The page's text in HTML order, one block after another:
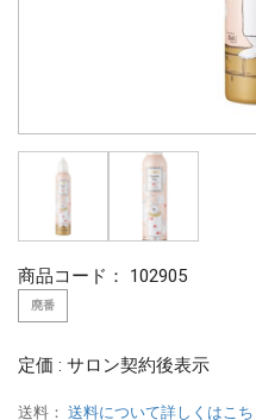
商品コード： 102905
廃番
定価 : サロン契約後表示
送料： 送料について詳しくはこち